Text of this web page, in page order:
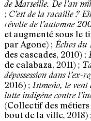
de Marseille. De l’an
; C’est de la racaille ?
révolte de l’automne
et augmenté sous le
par Agone) ; Échos du
des cascades, 2010) ;
de calabaza, 2011) ;
dépossession dans l’ex-
2016) ; Istmeño, le vent
lutte indigène contre
(Collectif des
bout de la ville, 2018) ;